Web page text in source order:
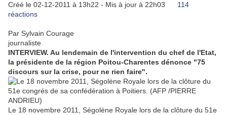
Créé le 02-12-2011 à 13h22 - Mis à jour à 22h03 114
réactions
Par Sylvain Courage
journaliste
INTERVIEW. Au lendemain de l'intervention du chef de l'Etat,
la présidente de la région Poitou-Charentes dénonce "75
discours sur la crise, pour ne rien faire".
Le 18 novembre 2011, Ségolène Royale lors de la clôture du 51e